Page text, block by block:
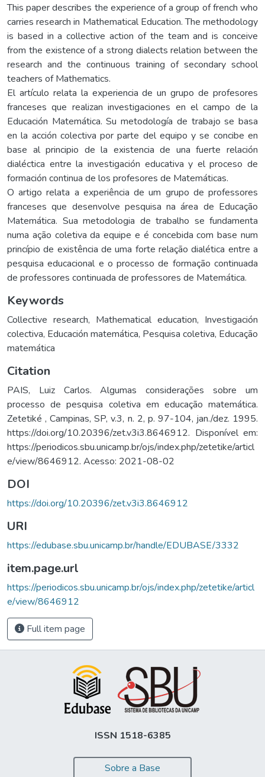
This paper describes the experience of a group of french who
carries research in Mathematical Education. The methodology
is based in a collective action of the team and is conceive
from the existence of a strong dialects relation between the
research and the continuous training of secondary school
teachers of Mathematics.
El artículo relata la experiencia de un grupo de profesores
franceses que realizan investigaciones en el campo de la
Educación Matemática. Su metodología de trabajo se basa
en la acción colectiva por parte del equipo y se concibe en
base al principio de la existencia de una fuerte relación
dialéctica entre la investigación educativa y el proceso de
formación continua de los profesores de Matemáticas.
O artigo relata a experiência de um grupo de professores
franceses que desenvolve pesquisa na área de Educação
Matemática. Sua metodologia de trabalho se fundamenta
numa ação coletiva da equipe e é concebida com base num
princípio de existência de uma forte relação dialética entre a
pesquisa educacional e o processo de formação continuada
de professores continuada de professores de Matemática.
Keywords
Collective research, Mathematical education, Investigación
colectiva, Educación matemática, Pesquisa coletiva, Educação
matemática
Citation
PAIS, Luiz Carlos. Algumas considerações sobre um
processo de pesquisa coletiva em educação matemática.
Zetetiké , Campinas, SP, v.3, n. 2, p. 97-104, jan./dez. 1995.
https://doi.org/10.20396/zet.v3i3.8646912. Disponível em:
https://periodicos.sbu.unicamp.br/ojs/index.php/zetetike/articl
e/view/8646912. Acesso: 2021-08-02
DOI
https://doi.org/10.20396/zet.v3i3.8646912
URI
https://edubase.sbu.unicamp.br/handle/EDUBASE/3332
item.page.url
https://periodicos.sbu.unicamp.br/ojs/index.php/zetetike/articl
e/view/8646912
Full item page
ISSN 1518-6385
Sobre a Base